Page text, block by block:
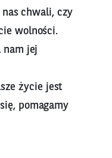
chwali, czy
wolności.
nam jej
życie jest
pomagamy